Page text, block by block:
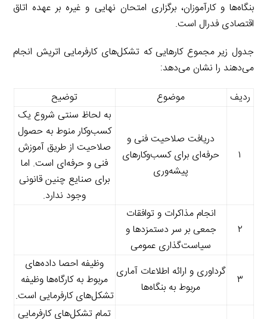
بنگاه‌ها و کارآموزان، برگزاری امتحان نهایی و غیره بر عهده اتاق
اقتصادی فدرال است.
جدول زیر مجموع کارهایی که تشکل‌های کارفرمایی اتریش انجام
می‌دهند را نشان می‌دهد:
ردیف
موضوع توضیح
۱
دریافت صلاحیت فنی و
حرفه‌ای برای کسب‌وکارهای
پیشه‌وری
به لحاظ سنتی شروع یک
کسب‌وکار منوط به حصول
صلاحیت از طریق آموزش
فنی و حرفه‌ای است. اما
برای صنایع چنین قانونی
وجود ندارد.
۲
انجام مذاکرات و توافقات
جمعی بر سر دستمزدها و
سیاست‌گذاری عمومی
۳
گرداوری و ارائه اطلاعات آماری
مربوط به بنگاه‌ها
وظیفه احصا داده‌های
مربوط به کارگاه‌ها وظیفه
تشکل‌های کارفرمایی است.
تمام تشکل‌های کارفرمایی